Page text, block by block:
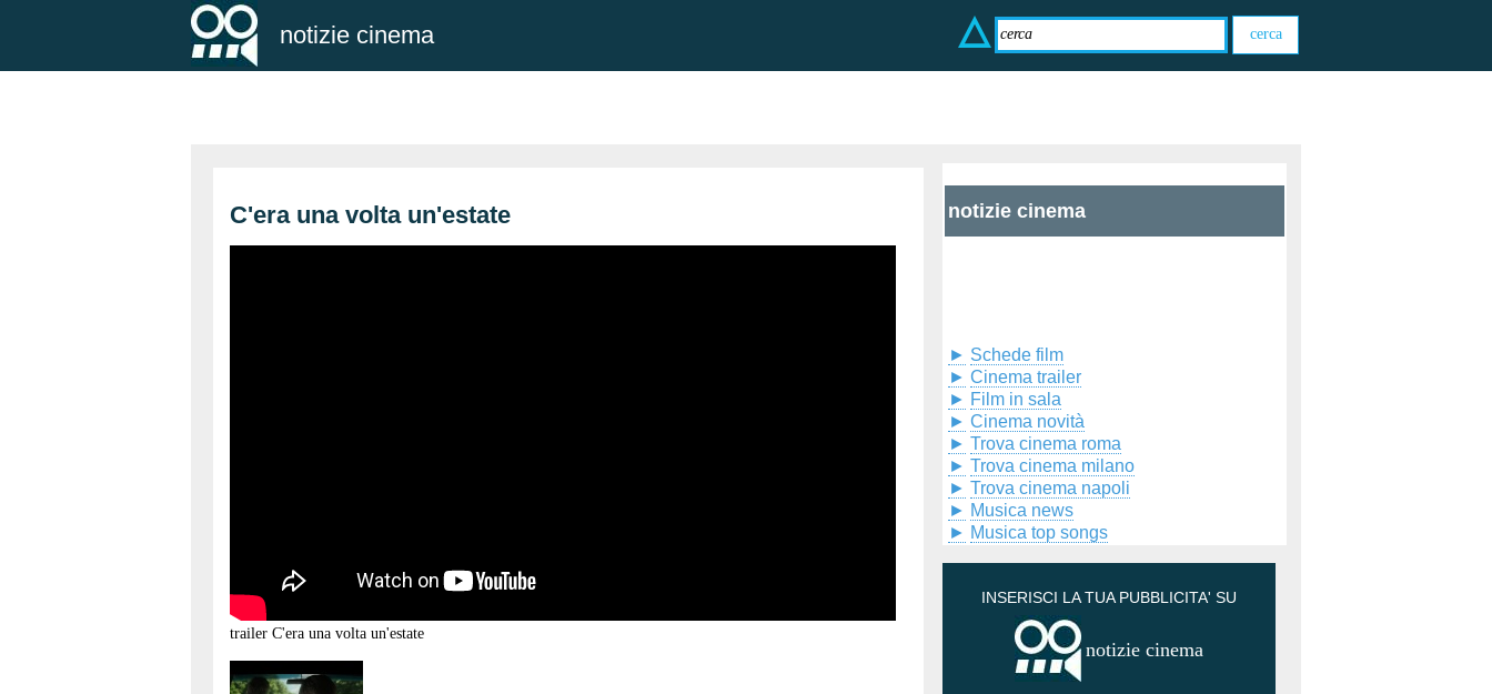
notizie cinema
C'era una volta un'estate
trailer C'era una volta un'estate
notizie cinema
► Schede film
► Cinema trailer
► Film in sala
► Cinema novità
► Trova cinema roma
► Trova cinema milano
► Trova cinema napoli
► Musica news
► Musica top songs
INSERISCI LA TUA PUBBLICITA' SU
notizie cinema